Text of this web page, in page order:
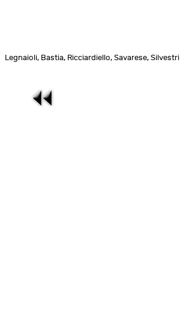
Legnaioli, Bastia, Ricciardiello, Savarese, Silvestri